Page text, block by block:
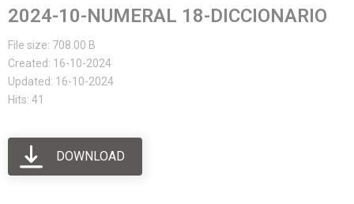
2024-10-NUMERAL 18-DICCIONARIO
File size: 708.00 B
Created: 16-10-2024
Updated: 16-10-2024
Hits: 41
DOWNLOAD